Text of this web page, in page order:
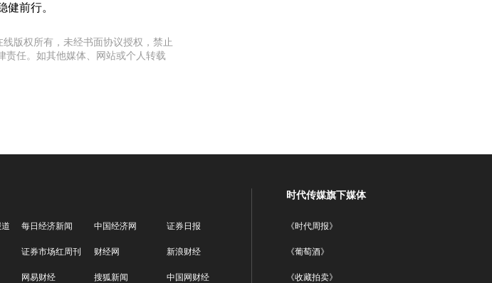
前行。
版权所有，未经书面协议授权，禁止
任。如其他媒体、网站或个人转载
每日经济新闻 中国经济网 证券日报
证券市场红周刊 财经网 新浪财经
网易财经 搜狐新闻 中国网财经
时代传媒旗下媒体
《时代周报》
《葡萄酒》
《收藏拍卖》